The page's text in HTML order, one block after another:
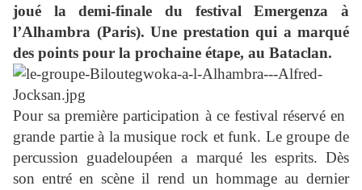
joué la demi-finale du festival Emergenza à
l’Alhambra (Paris). Une prestation qui a marqué
des points pour la prochaine étape, au Bataclan.
Pour sa première participation à ce festival réservé en
grande partie à la musique rock et funk. Le groupe de
percussion guadeloupéen a marqué les esprits. Dès
son entré en scène il rend un hommage au dernier